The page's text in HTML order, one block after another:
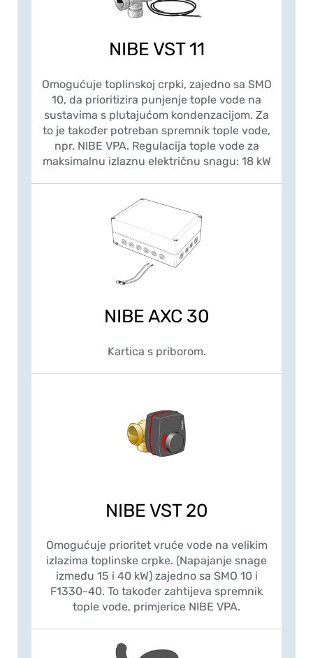
NIBE VST 11
Omogućuje toplinskoj crpki, zajedno sa SMO
10, da prioritizira punjenje tople vode na
sustavima s plutajućom kondenzacijom. Za
to je također potreban spremnik tople vode,
npr. NIBE VPA. Regulacija tople vode za
maksimalnu izlaznu električnu snagu: 18 kW
NIBE AXC 30
Kartica s priborom.
NIBE VST 20
Omogućuje prioritet vruće vode na velikim
izlazima toplinske crpke. (Napajanje snage
između 15 i 40 kW) zajedno sa SMO 10 i
F1330-40. To također zahtijeva spremnik
tople vode, primjerice NIBE VPA.